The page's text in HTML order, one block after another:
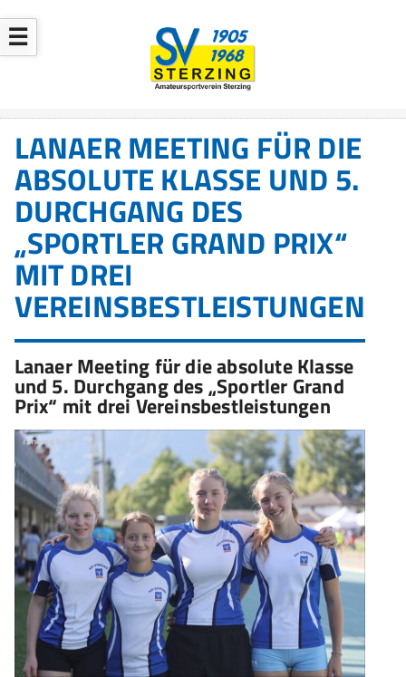
☰
LANAER MEETING FÜR DIE
ABSOLUTE KLASSE UND 5.
DURCHGANG DES
„SPORTLER GRAND PRIX“
MIT DREI
VEREINSBESTLEISTUNGEN
Lanaer Meeting für die absolute Klasse
und 5. Durchgang des „Sportler Grand
Prix“ mit drei Vereinsbestleistungen